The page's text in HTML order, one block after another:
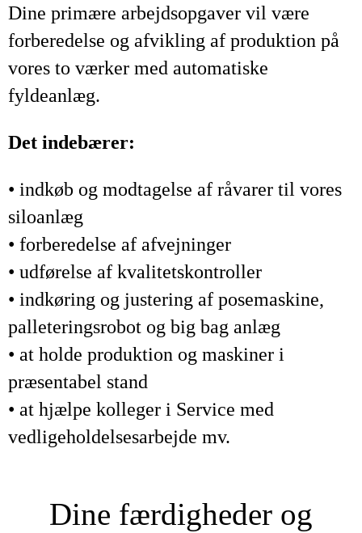
Dine primære arbejdsopgaver vil være
forberedelse og afvikling af produktion på
vores to værker med automatiske
fyldeanlæg.
Det indebærer:
• indkøb og modtagelse af råvarer til vores
siloanlæg
• forberedelse af afvejninger
• udførelse af kvalitetskontroller
• indkøring og justering af posemaskine,
palleteringsrobot og big bag anlæg
• at holde produktion og maskiner i
præsentabel stand
• at hjælpe kolleger i Service med
vedligeholdelsesarbejde mv.
Dine færdigheder og